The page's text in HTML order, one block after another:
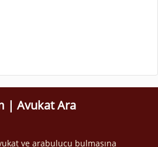
| Avukat Ara
ve arabulucu bulmasına